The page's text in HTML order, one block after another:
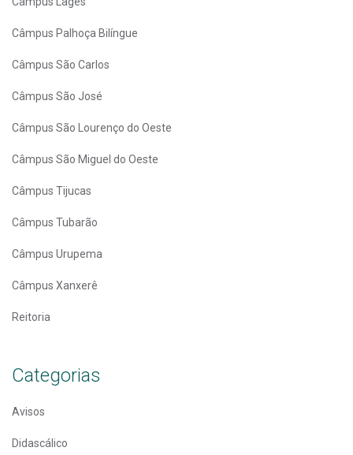
Câmpus Palhoça Bilíngue
Câmpus São Carlos
Câmpus São José
Câmpus São Lourenço do Oeste
Câmpus São Miguel do Oeste
Câmpus Tijucas
Câmpus Tubarão
Câmpus Urupema
Câmpus Xanxerê
Reitoria
Categorias
Avisos
Didascálico